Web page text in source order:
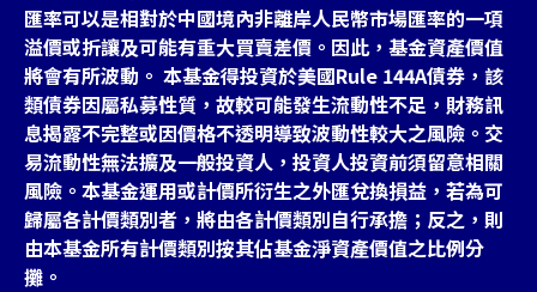
匯率可以是相對於中國境內非離岸人民幣市場匯率的一項
溢價或折讓及可能有重大買賣差價。因此，基金資產價值
將會有所波動。 本基金得投資於美國Rule 144A債券，該
類債券因屬私募性質，故較可能發生流動性不足，財務訊
息揭露不完整或因價格不透明導致波動性較大之風險。交
易流動性無法擴及一般投資人，投資人投資前須留意相關
風險。本基金運用或計價所衍生之外匯兌換損益，若為可
歸屬各計價類別者，將由各計價類別自行承擔；反之，則
由本基金所有計價類別按其佔基金淨資產價值之比例分
攤。